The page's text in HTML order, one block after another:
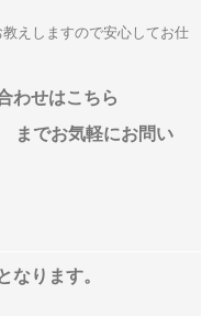
えしますので安心してお仕
わせはこちら
までお気軽にお問い
なります。